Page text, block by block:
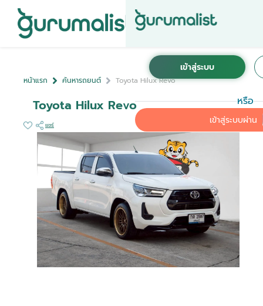
หรือ
เข้าสู่ระบบผ่าน
หน้าแรก ค้นหารถยนต์ Toyota Hilux Revo
Toyota Hilux Revo
แชร์